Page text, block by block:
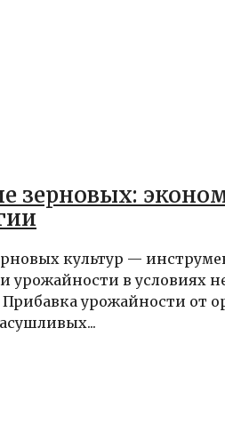
зерновых:
культур —
урожайности в условиях
урожайности от